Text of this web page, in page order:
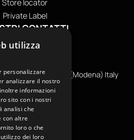
Store locator
Private Label
CONTATTI
0599130036
36C, 41012 CARPI (Modena) Italy
IT04039970365
UTILI
utilizza
personalizzare
analizzare il nostro
informazioni
sito con i nostri
analisi che
con altre
loro o che
dei loro